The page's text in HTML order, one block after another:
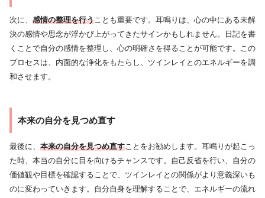
次に、 感情の整理を行うことも重要です。耳鳴りは、心の中にある未解
決の感情や思念が浮かび上がってきたサインかもしれません。日記を書
くことで自分の感情を整理し、心の明確さを得ることが可能です。この
プロセスは、内面的な浄化をもたらし、ツインレイとのエネルギーを調
和させます。
本来の自分を見つめ直す
最後に、 本来の自分を見つめ直すことをお勧めします。耳鳴りが起こっ
た時、本当の自分に目を向けるチャンスです。自己反省を行い、自分の
価値観や目標を確認することで、ツインレイとの関係がより意義深いも
のに変わっていきます。自分自身を理解することで、エネルギーの流れ